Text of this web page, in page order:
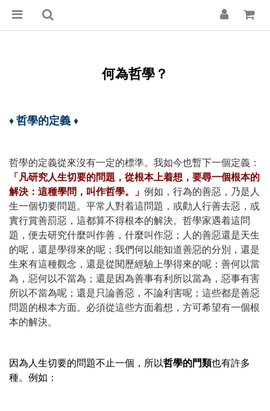
何為哲學？
♦哲學的定義 ♦
哲學的定義從來沒有一定的標準。我如今也暫下一個定義：
「凡研究人生切要的問題，從根本上着想，要尋一個根本的
解決：這種學問，叫作哲學。」 例如，行為的善惡，乃是人
生一個切要問題。平常人對着這問題，或勸人行善去惡，或
實行賞善罰惡，這都算不得根本的解決。哲學家遇着這問
題，便去研究什麼叫作善，什麼叫作惡；人的善惡還是天生
的呢，還是學得來的呢；我們何以能知道善惡的分別，還是
生來有這種觀念，還是從閱歷經驗上學得來的呢；善何以當
為，惡何以不當為；還是因為善事有利所以當為，惡事有害
所以不當為呢；還是只論善惡，不論利害呢；這些都是善惡
問題的根本方面。必須從這些方面着想，方可希望有一個根
本的解決。
因為人生切要的問題不止一個，所以哲學的門類也有許多
種。例如：